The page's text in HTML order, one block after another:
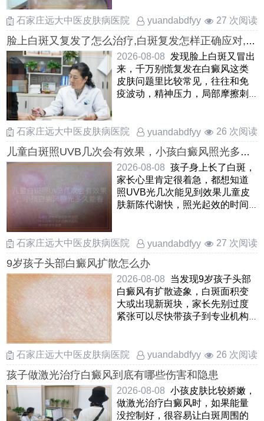
石家庄远大中医皮肤病医院
yuandabdfyy 27 次阅读
脸上白斑又复发了怎么治疗,白斑复发怎样正确应对,脸
上白癜风复发处理方式 2026-08-08
发现脸上白斑又冒出
来，千万别慌复发在白癜风这类
皮肤问题里比较常见，往往和免
疫波动，精神压力，局部摩擦刺
石家庄远大中医皮肤病医院
yuandabdfyy 26 次阅读
儿童白斑照UVB几次会有效果，小孩白癜风照光多久
能看到变化，儿童白癜风照UVB光治疗后几次显效
2026-08-08 孩子身上长了白斑，
家长心里肯定很着急，都想知道
照UVB光几次能见到效果儿童皮
肤新陈代谢快，照光起效的时间
石家庄远大中医皮肤病医院
yuandabdfyy 27 次阅读
9岁孩子头部白癜风扩散怎么办
2026-08-08
当发现9岁孩子头部
白癜风有扩散迹象，白斑面积变
大或出现新斑块，家长先别过度
紧张可以尽快带孩子到专业机构
石家庄远大中医皮肤病医院 yuandabdfyy 26 次阅读
孩子做激光治疗白癜风到底有哪些伤害和隐患
2026-08-08 小孩皮肤比较娇嫩，
做激光治疗白癜风时，如果能量
没控制好，很容易让白斑周围的